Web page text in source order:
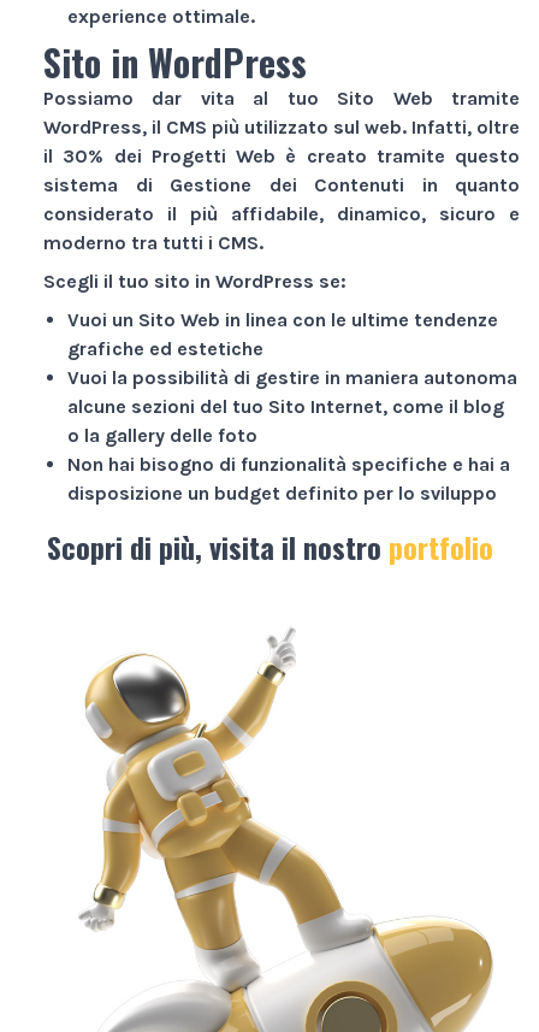
experience ottimale.
Sito in WordPress
Possiamo dar vita al tuo Sito Web tramite
WordPress, il CMS più utilizzato sul web. Infatti, oltre
il 30% dei Progetti Web è creato tramite questo
sistema di Gestione dei Contenuti in quanto
considerato il più affidabile, dinamico, sicuro e
moderno tra tutti i CMS.
Scegli il tuo sito in WordPress se:
Vuoi un Sito Web in linea con le ultime tendenze
grafiche ed estetiche
Vuoi la possibilità di gestire in maniera autonoma
alcune sezioni del tuo Sito Internet, come il blog
o la gallery delle foto
Non hai bisogno di funzionalità specifiche e hai a
disposizione un budget definito per lo sviluppo
Scopri di più, visita il nostro portfolio